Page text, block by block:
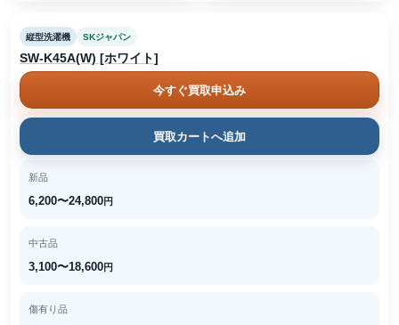
縦型洗濯機 SKジャパン
SW-K45A(W) [ホワイト]
今すぐ買取申込み
買取カートへ追加
新品
6,200〜24,800円
中古品
3,100〜18,600円
傷有り品